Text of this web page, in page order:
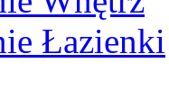
Łazienki